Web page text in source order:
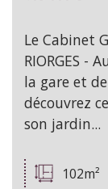
Le Cabinet
RIORGES -
la gare et
découvrez
son jardin...
102m²